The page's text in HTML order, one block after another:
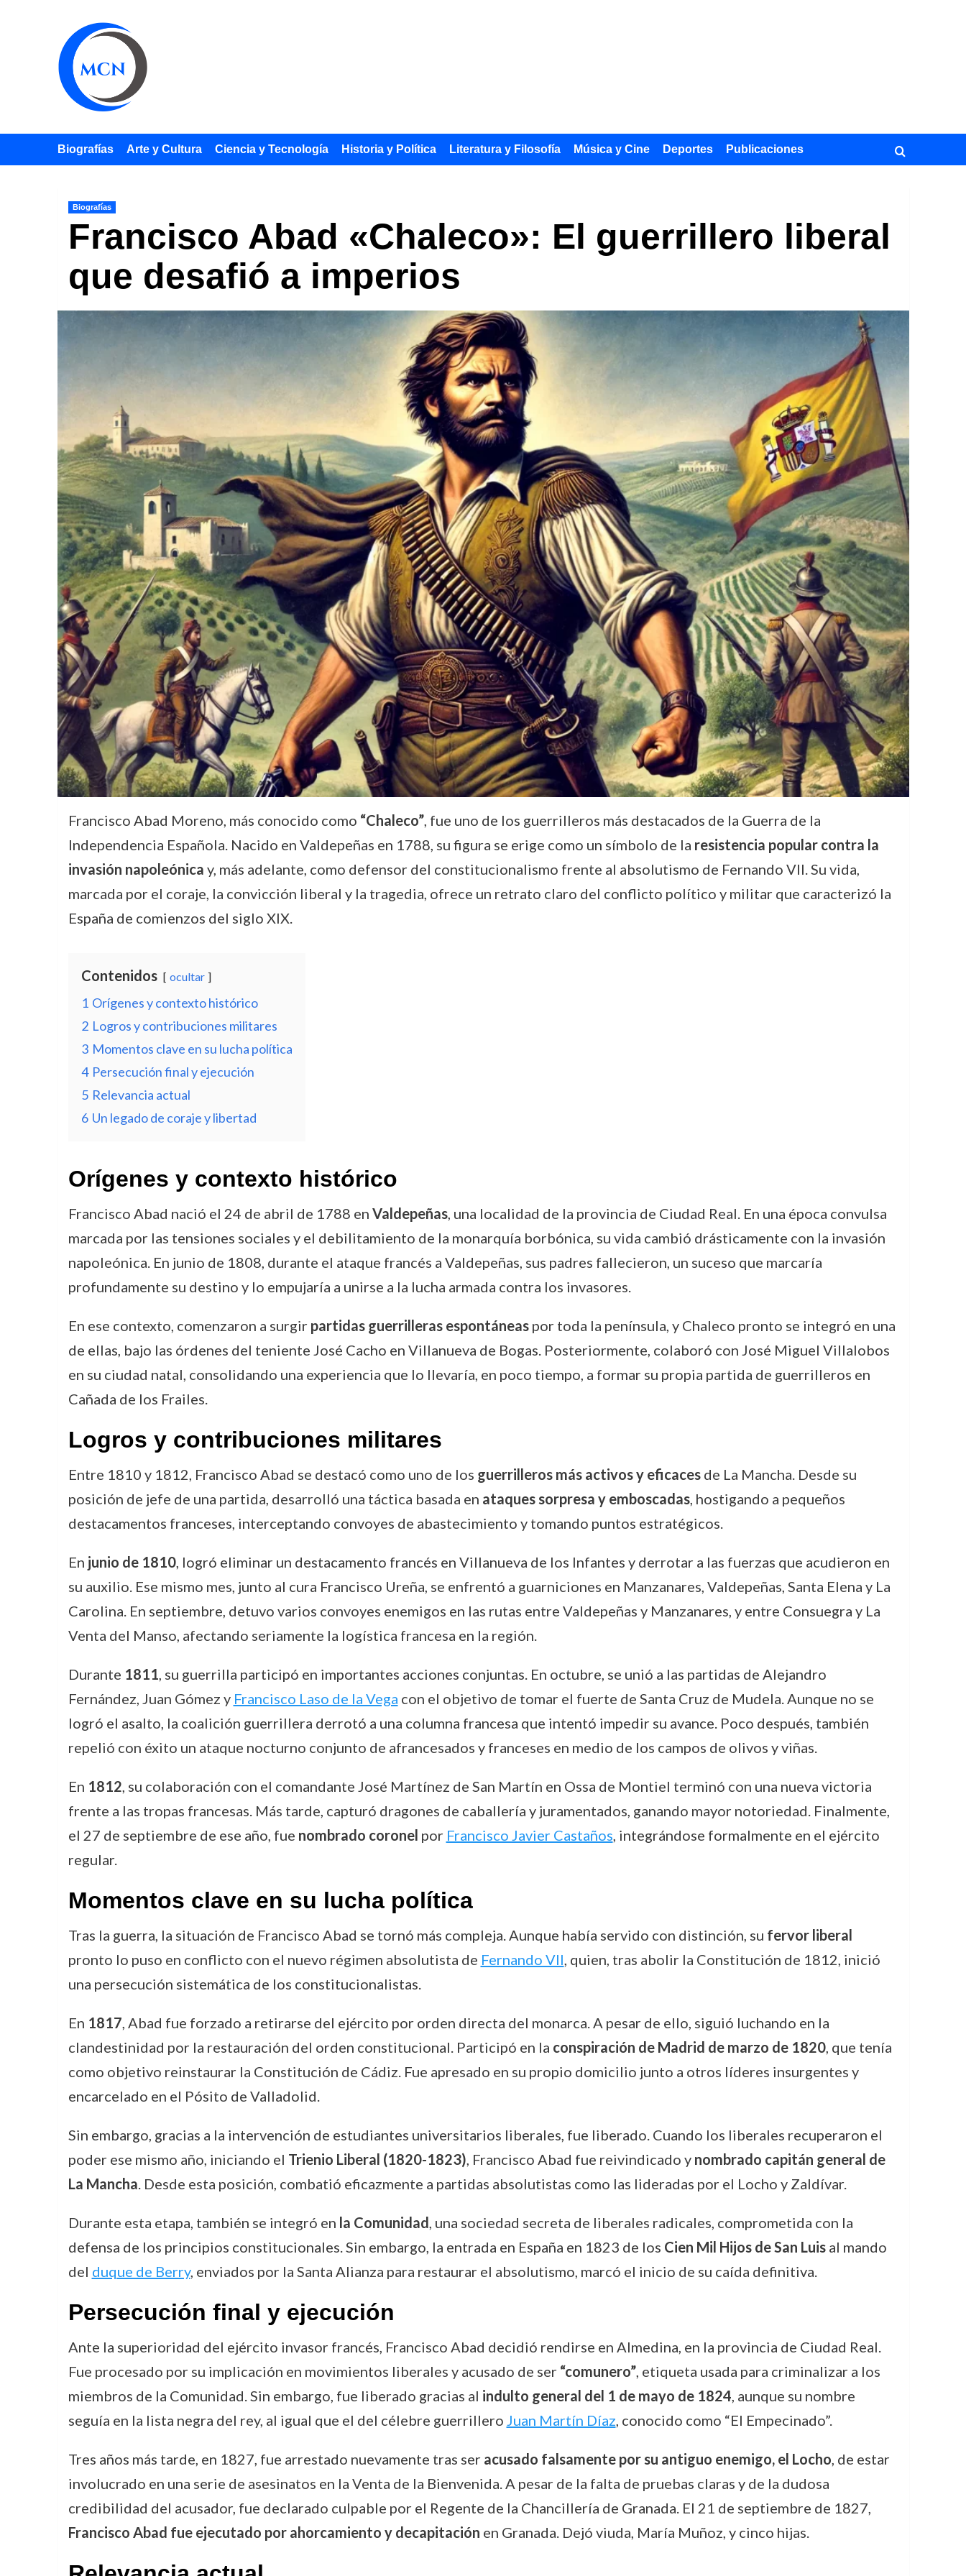
Biografías Arte y Cultura Ciencia y Tecnología Historia y Política Literatura y Filosofía Música y Cine Deportes Publicaciones
Biografías
Francisco Abad «Chaleco»: El guerrillero liberal
que desafió a imperios
Francisco Abad Moreno, más conocido como “Chaleco”, fue uno de los guerrilleros más destacados de la Guerra de la
Independencia Española. Nacido en Valdepeñas en 1788, su figura se erige como un símbolo de la resistencia popular contra la
invasión napoleónica y, más adelante, como defensor del constitucionalismo frente al absolutismo de Fernando VII. Su vida,
marcada por el coraje, la convicción liberal y la tragedia, ofrece un retrato claro del conflicto político y militar que caracterizó la
España de comienzos del siglo XIX.
Contenidos ocultar
1 Orígenes y contexto histórico
2 Logros y contribuciones militares
3 Momentos clave en su lucha política
4 Persecución final y ejecución
5 Relevancia actual
6 Un legado de coraje y libertad
Orígenes y contexto histórico
Francisco Abad nació el 24 de abril de 1788 en Valdepeñas, una localidad de la provincia de Ciudad Real. En una época convulsa
marcada por las tensiones sociales y el debilitamiento de la monarquía borbónica, su vida cambió drásticamente con la invasión
napoleónica. En junio de 1808, durante el ataque francés a Valdepeñas, sus padres fallecieron, un suceso que marcaría
profundamente su destino y lo empujaría a unirse a la lucha armada contra los invasores.
En ese contexto, comenzaron a surgir partidas guerrilleras espontáneaspor toda la península, y Chaleco pronto se integró en una
de ellas, bajo las órdenes del teniente José Cacho en Villanueva de Bogas. Posteriormente, colaboró con José Miguel Villalobos
en su ciudad natal, consolidando una experiencia que lo llevaría, en poco tiempo, a formar su propia partida de guerrilleros en
Cañada de los Frailes.
Logros y contribuciones militares
Entre 1810 y 1812, Francisco Abad se destacó como uno de los guerrilleros más activos y eficacesde La Mancha. Desde su
posición de jefe de una partida, desarrolló una táctica basada en ataques sorpresa y emboscadas, hostigando a pequeños
destacamentos franceses, interceptando convoyes de abastecimiento y tomando puntos estratégicos.
En junio de 1810, logró eliminar un destacamento francés en Villanueva de los Infantes y derrotar a las fuerzas que acudieron en
su auxilio. Ese mismo mes, junto al cura Francisco Ureña, se enfrentó a guarniciones en Manzanares, Valdepeñas, Santa Elena y La
Carolina. En septiembre, detuvo varios convoyes enemigos en las rutas entre Valdepeñas y Manzanares, y entre Consuegra y La
Venta del Manso, afectando seriamente la logística francesa en la región.
Durante 1811, su guerrilla participó en importantes acciones conjuntas. En octubre, se unió a las partidas de Alejandro
Fernández, Juan Gómez y Francisco Laso de la Vega con el objetivo de tomar el fuerte de Santa Cruz de Mudela. Aunque no se
logró el asalto, la coalición guerrillera derrotó a una columna francesa que intentó impedir su avance. Poco después, también
repelió con éxito un ataque nocturno conjunto de afrancesados y franceses en medio de los campos de olivos y viñas.
En 1812, su colaboración con el comandante José Martínez de San Martín en Ossa de Montiel terminó con una nueva victoria
frente a las tropas francesas. Más tarde, capturó dragones de caballería y juramentados, ganando mayor notoriedad. Finalmente,
el 27 de septiembre de ese año, fue nombrado coronel por Francisco Javier Castaños, integrándose formalmente en el ejército
regular.
Momentos clave en su lucha política
Tras la guerra, la situación de Francisco Abad se tornó más compleja. Aunque había servido con distinción, su fervor liberal
pronto lo puso en conflicto con el nuevo régimen absolutista de Fernando VII, quien, tras abolir la Constitución de 1812, inició
una persecución sistemática de los constitucionalistas.
En 1817, Abad fue forzado a retirarse del ejército por orden directa del monarca. A pesar de ello, siguió luchando en la
clandestinidad por la restauración del orden constitucional. Participó en la conspiración de Madrid de marzo de 1820, que tenía
como objetivo reinstaurar la Constitución de Cádiz. Fue apresado en su propio domicilio junto a otros líderes insurgentes y
encarcelado en el Pósito de Valladolid.
Sin embargo, gracias a la intervención de estudiantes universitarios liberales, fue liberado. Cuando los liberales recuperaron el
poder ese mismo año, iniciando el Trienio Liberal (1820-1823), Francisco Abad fue reivindicado y nombrado capitán general de
La Mancha. Desde esta posición, combatió eficazmente a partidas absolutistas como las lideradas por el Locho y Zaldívar.
Durante esta etapa, también se integró en la Comunidad, una sociedad secreta de liberales radicales, comprometida con la
defensa de los principios constitucionales. Sin embargo, la entrada en España en 1823 de los Cien Mil Hijos de San Luisal mando
del duque de Berry, enviados por la Santa Alianza para restaurar el absolutismo, marcó el inicio de su caída definitiva.
Persecución final y ejecución
Ante la superioridad del ejército invasor francés, Francisco Abad decidió rendirse en Almedina, en la provincia de Ciudad Real.
Fue procesado por su implicación en movimientos liberales y acusado de ser “comunero”, etiqueta usada para criminalizar a los
miembros de la Comunidad. Sin embargo, fue liberado gracias al indulto general del 1 de mayo de 1824, aunque su nombre
seguía en la lista negra del rey, al igual que el del célebre guerrillero Juan Martín Díaz, conocido como “El Empecinado”.
Tres años más tarde, en 1827, fue arrestado nuevamente tras ser acusado falsamente por su antiguo enemigo, el Locho, de estar
involucrado en una serie de asesinatos en la Venta de la Bienvenida. A pesar de la falta de pruebas claras y de la dudosa
credibilidad del acusador, fue declarado culpable por el Regente de la Chancillería de Granada. El 21 de septiembre de 1827,
Francisco Abad fue ejecutado por ahorcamiento y decapitación en Granada. Dejó viuda, María Muñoz, y cinco hijas.